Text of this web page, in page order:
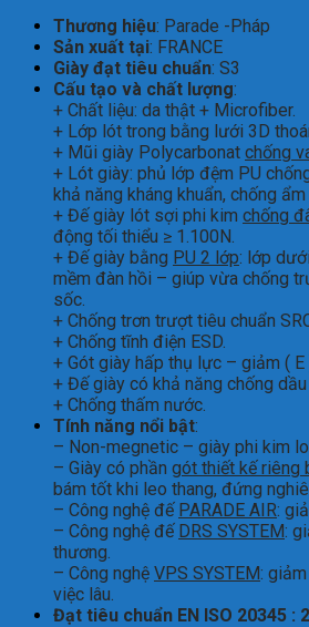
Thương hiệu: Parade -Pháp
Sản xuất tại: FRANCE
Giày đạt tiêu chuẩn: S3
Cấu tạo và chất lượng:
+ Chất liệu: da thật + Microfiber.
+ Lớp lót trong bằng lưới 3D
+ Mũi giày Polycarbonat chống
+ Lót giày: phủ lớp đệm PU
khả năng kháng khuẩn, chống ẩm
+ Đế giày lót sợi phi kim chống
động tối thiểu ≥ 1.100N.
+ Đế giày bằng PU 2 lớp: lớp
mềm đàn hồi – giúp vừa chống
sốc.
+ Chống trơn trượt tiêu chuẩn
+ Chống tĩnh điện ESD.
+ Gót giày hấp thụ lực – giảm ( E
+ Đế giày có khả năng chống dầu
+ Chống thấm nước.
Tính năng nổi bật:
– Non-megnetic – giày phi kim
– Giày có phần gót thiết kế riêng
bám tốt khi leo thang, đứng
– Công nghệ đế PARADE AIR:
– Công nghệ đế DRS SYSTEM:
thương.
– Công nghệ VPS SYSTEM:
việc lâu.
Đạt tiêu chuẩn EN ISO 20345 :